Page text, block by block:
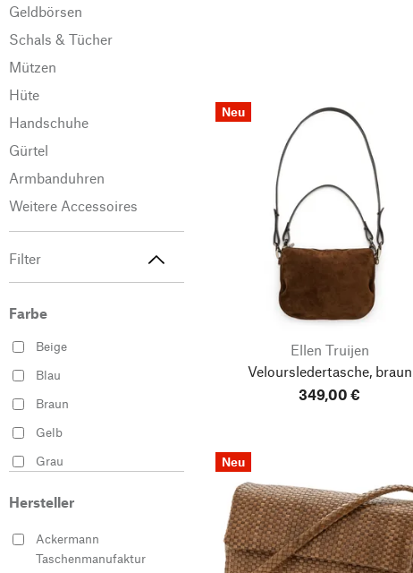
Geldbörsen
Schals & Tücher
Mützen
Hüte
Handschuhe
Gürtel
Armbanduhren
Weitere Accessoires
Filter
Farbe
Beige
Blau
Braun
Gelb
Grau
Schwarz
Hersteller
Ackermann
Taschenmanufaktur
Neu
Ellen Truijen
Veloursledertasche, braun
349,00 €
Neu